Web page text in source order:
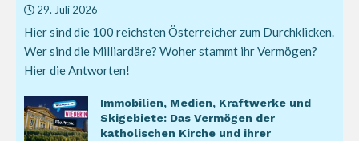
29. Juli 2026
Hier sind die 100 reichsten Österreicher zum Durchklicken.
Wer sind die Milliardäre? Woher stammt ihr Vermögen?
Hier die Antworten!
Immobilien, Medien, Kraftwerke und
Skigebiete: Das Vermögen der
katholischen Kirche und ihrer